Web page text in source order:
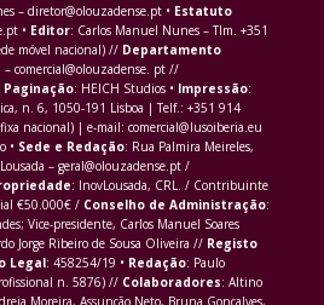
– diretor@olouzadense.pt • Estatuto
• Editor: Carlos Manuel Nunes – Tlm. +351
móvel nacional) // Departamento
– comercial@olouzadense. pt //
: HEICH Studios • Impressão:
n. 6, 1050-191 Lisboa | Telf.: +351 914
nacional) | e-mail: comercial@lusoiberia.eu
• Sede e Redação: Rua Palmira Meireles,
– geral@olouzadense.pt /
: InovLousada, CRL. / Contribuinte
€50.000€ / Conselho de Administração:
Vice-presidente, Carlos Manuel Soares
Jorge Ribeiro de Sousa Oliveira // Registo
Legal: 458254/19 • Redação: Paulo
n. 5876) // Colaboradores: Altino
Moreira, Assunção Neto, Bruna Gonçalves,